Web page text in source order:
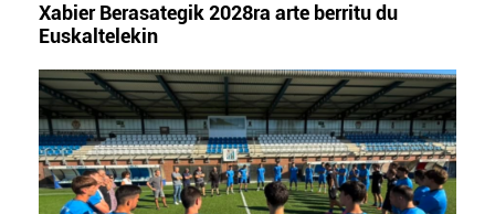
Xabier Berasategik 2028ra arte berritu du
Euskaltelekin